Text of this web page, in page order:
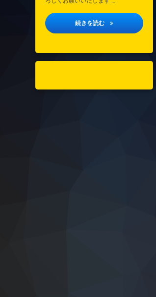
続きを読む 垂水区医療的ケ